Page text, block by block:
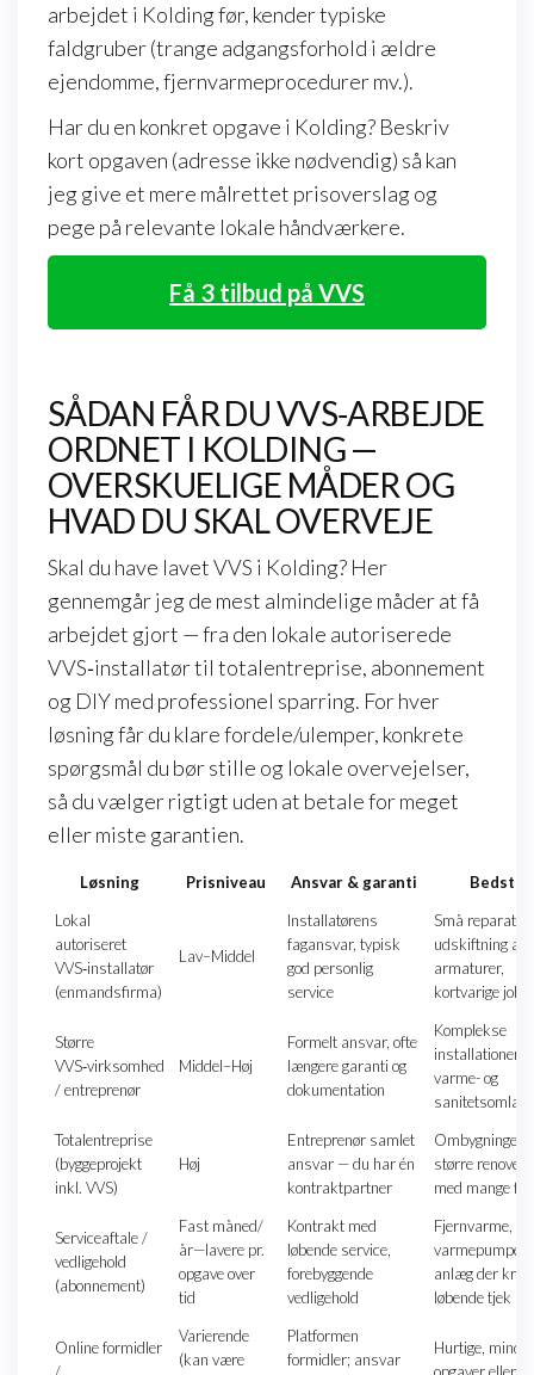
arbejdet i Kolding før, kender typiske
faldgruber (trange adgangsforhold i ældre
ejendomme, fjernvarmeprocedurer mv.).
Har du en konkret opgave i Kolding? Beskriv
kort opgaven (adresse ikke nødvendig) så kan
jeg give et mere målrettet prisoverslag og
pege på relevante lokale håndværkere.
Få 3 tilbud på VVS
SÅDAN FÅR DU VVS‑ARBEJDE
ORDNET I KOLDING —
OVERSKUELIGE MÅDER OG
HVAD DU SKAL OVERVEJE
Skal du have lavet VVS i Kolding? Her
gennemgår jeg de mest almindelige måder at få
arbejdet gjort — fra den lokale autoriserede
VVS‑installatør til totalentreprise, abonnement
og DIY med professionel sparring. For hver
løsning får du klare fordele/ulemper, konkrete
spørgsmål du bør stille og lokale overvejelser,
så du vælger rigtigt uden at betale for meget
eller miste garantien.
Løsning Prisniveau Ansvar & garanti
Bedst til
Lokal
autoriseret
VVS‑installatør
(enmandsfirma)
Lav–Middel
Installatørens
fagansvar, typisk
god personlig
service
Små
udskiftning af
armaturer,
kortvarige jobs
Større
VVS‑virksomhed
/ entreprenør
Middel–Høj
Formelt ansvar, ofte
længere garanti og
dokumentation
Komplekse
installationer,
varme- og
Totalentreprise
(byggeprojekt
inkl. VVS)
Høj
Entreprenør samlet
ansvar — du har én
kontraktpartner
Ombygninger
større
med mange fag
Serviceaftale /
vedligehold
(abonnement)
Fast måned/
år—lavere pr.
opgave over
tid
Kontrakt med
løbende service,
forebyggende
vedligehold
Fjernvarme,
anlæg der
løbende tjek
Online formidler
Varierende
(kan være
Platformen
formidler; ansvar
Hurtige, mindre